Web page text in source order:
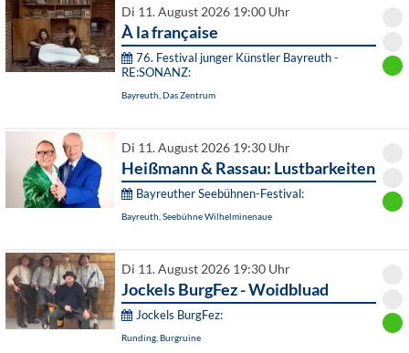
Di 11. August 2026 19:00 Uhr
À la française
76. Festival junger Künstler Bayreuth -
RE:SONANZ:
Bayreuth, Das Zentrum
Di 11. August 2026 19:30 Uhr
Heißmann & Rassau: Lustbarkeiten
Bayreuther Seebühnen-Festival:
Bayreuth, Seebühne Wilhelminenaue
Di 11. August 2026 19:30 Uhr
Jockels BurgFez - Woidbluad
Jockels BurgFez:
Runding, Burgruine